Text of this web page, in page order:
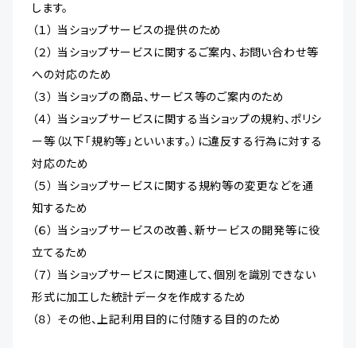
します。
（１） 当ショップサービスの提供のため
（２） 当ショップサービスに関するご案内、お問い合わせ等
への対応のため
（３） 当ショップの商品、サービス等のご案内のため
（４） 当ショップサービスに関する当ショップの規約、ポリシ
ー等（以下「規約等」といいます。）に違反する行為に対する
対応のため
（５） 当ショップサービスに関する規約等の変更などを通
知するため
（６） 当ショップサービスの改善、新サービスの開発等に役
立てるため
（７） 当ショップサービスに関連して、個別を識別できない
形式に加工した統計データを作成するため
（８） その他、上記利用目的に付随する目的のため